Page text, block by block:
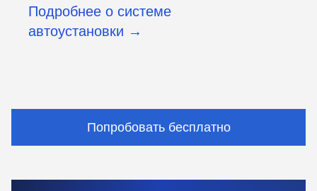
Подробнее о системе
автоустановки →
Попробовать бесплатно